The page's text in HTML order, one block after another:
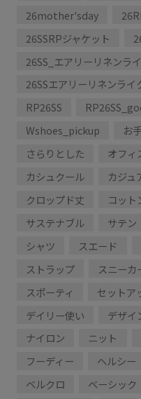
26mother'sday
26SSRPジャケット
26SS_エアリーリネンラ
26SSエアリーリネンライ
RP26SS
Wshoes_pickup
お
さらりとした
オフィ
カシュクール
カジュ
クロップド丈
コット
サステナブル
サテン
シャツ
スエード
ストラップ
スニーカ
スポーティ
セットア
デイリー使い
デザイ
ナイロン
ニット
フーディー
ヘルシー
ベルクロ
ベーシック